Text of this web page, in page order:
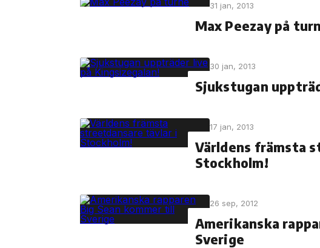
31 jan, 2013
Max Peezay på
30 jan, 2013
Sjukstugan
17 jan, 2013
Världens främsta
Stockholm!
26 sep, 2012
Amerikanska
Sverige